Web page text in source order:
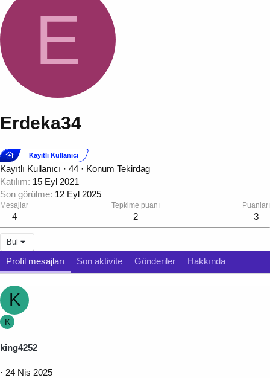
E
Erdeka34
Kayıtlı Kullanıcı
Kayıtlı Kullanıcı · 44 · Konum Tekirdag
Katılım 15 Eyl 2021
Son görülme 12 Eyl 2025
Mesajlar
4
Tepkime puanı
2
Puanları
3
Bul
Profil mesajları Son aktivite Gönderiler Hakkında
K
K
king4252
24 Nis 2025